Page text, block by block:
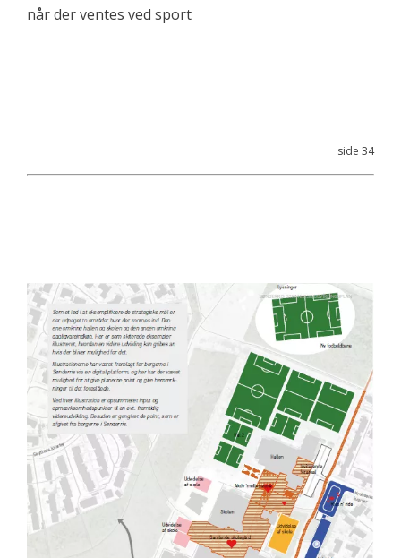
når der ventes ved sport
side 34